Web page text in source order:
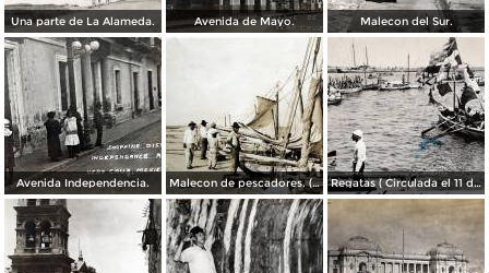
Una parte de La Alameda. Avenida de Mayo. Malecon del Sur.
Avenida Independencia. Malecon de pescadores. ( Circulada el 12 de Agosto de 1911 ). Regatas ( Circulada el 11 de Abril de 1926 ).